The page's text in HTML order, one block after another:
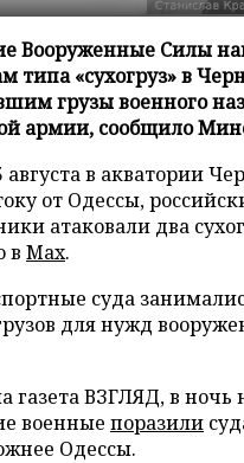
Вооруженные Силы
типа «сухогруз» в
грузы военного
армии, сообщило
в акватории
от Одессы,
атаковали два
в Max.
суда
для нужд
газета ВЗГЛЯД, в ночь
военные поразили
Одессы.